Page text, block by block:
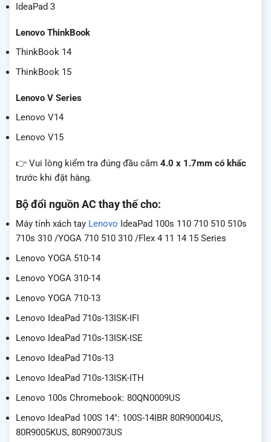
IdeaPad 3
Lenovo ThinkBook
ThinkBook 14
ThinkBook 15
Lenovo V Series
Lenovo V14
Lenovo V15
👉 Vui lòng kiểm tra đúng đầu cắm 4.0 x 1.7mm có khấc
trước khi đặt hàng.
Bộ đổi nguồn AC thay thế cho:
Máy tính xách tay Lenovo IdeaPad 100s 110 710 510 510s
710s 310 /YOGA 710 510 310 /Flex 4 11 14 15 Series
Lenovo YOGA 510-14
Lenovo YOGA 310-14
Lenovo YOGA 710-13
Lenovo IdeaPad 710s-13ISK-IFI
Lenovo IdeaPad 710s-13ISK-ISE
Lenovo IdeaPad 710s-13
Lenovo IdeaPad 710s-13ISK-ITH
Lenovo 100s Chromebook: 80QN0009US
Lenovo IdeaPad 100S 14″: 100S-14IBR 80R90004US,
80R9005KUS, 80R90073US